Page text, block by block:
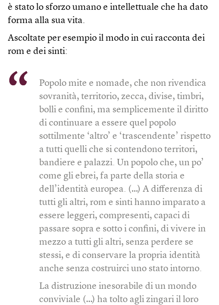
è stato lo sforzo umano e intellettuale che ha dato
forma alla sua vita.
Ascoltate per esempio il modo in cui racconta dei
rom e dei sinti:
Popolo mite e nomade, che non rivendica
sovranità, territorio, zecca, divise, timbri,
bolli e confini, ma semplicemente il diritto
di continuare a essere quel popolo
sottilmente ‘altro’ e ‘trascendente’ rispetto
a tutti quelli che si contendono territori,
bandiere e palazzi. Un popolo che, un po’
come gli ebrei, fa parte della storia e
dell’identità europea. (…) A differenza di
tutti gli altri, rom e sinti hanno imparato a
essere leggeri, compresenti, capaci di
passare sopra e sotto i confini, di vivere in
mezzo a tutti gli altri, senza perdere se
stessi, e di conservare la propria identità
anche senza costruirci uno stato intorno.
La distruzione inesorabile di un mondo
conviviale (…) ha tolto agli zingari il loro